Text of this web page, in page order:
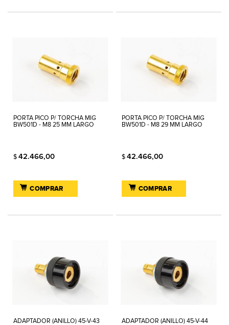
PORTA PICO P/ TORCHA MIG
BW501D - M8 25 MM LARGO
$ 42.466,00
COMPRAR
PORTA PICO P/ TORCHA MIG
BW501D - M8 29 MM LARGO
$42.466,00
COMPRAR
ADAPTADOR (ANILLO) 45-V-43
ADAPTADOR (ANILLO) 45-V-44